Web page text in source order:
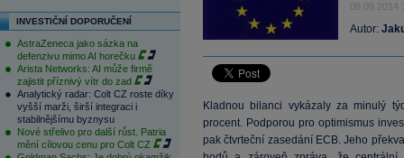
INVESTIČNÍ DOPORUČENÍ
AstraZeneca jako sázka na
defenzivu mimo AI horečku
Arista Networks: AI může firmě
zajistit příznivý vítr do zad
Analytický radar: Colt CZ roste díky
vyšší marži, širší integraci i
stabilnějšímu byznysu
Nové střelivo pro další růst. Patria
mění cílovou cenu pro Colt CZ
08.09.2014
Autor:
Kladnou bilanci vykázaly za minulý
procent. Podporou pro optimismus
pak čtvrteční zasedání ECB. Jeho